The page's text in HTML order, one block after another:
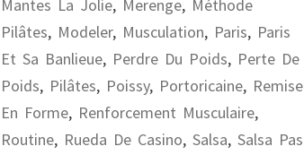
Mantes La Jolie, Merenge, Méthode
Pilâtes, Modeler, Musculation, Paris, Paris
Et Sa Banlieue, Perdre Du Poids, Perte De
Poids, Pilâtes, Poissy, Portoricaine, Remise
En Forme, Renforcement Musculaire,
Routine, Rueda De Casino, Salsa, Salsa Pas